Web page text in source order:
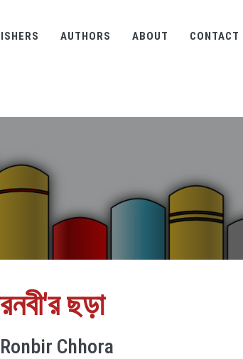
AUTHORS ABOUT CONTACT
রনবী'র ছড়া
Ronbir Chhora